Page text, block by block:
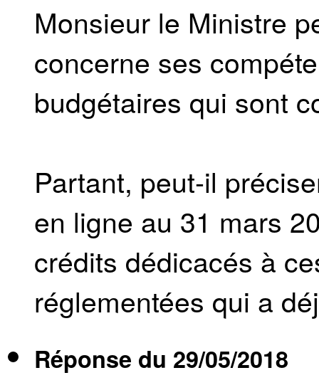
Monsieur le Ministre
concerne ses
budgétaires qui sont
Partant, peut-il
en ligne au 31 mars
crédits dédicacés à
réglementées qui a
Réponse du 29/05/2018